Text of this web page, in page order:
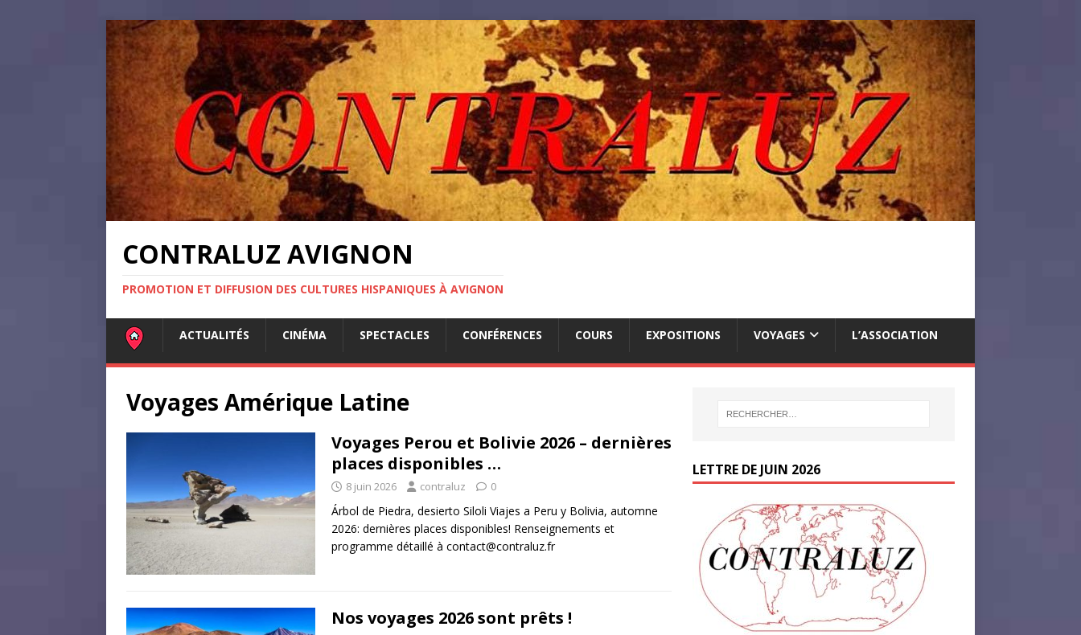
CONTRALUZ AVIGNON
PROMOTION ET DIFFUSION DES CULTURES HISPANIQUES À AVIGNON
ACTUALITÉS CINÉMA SPECTACLES CONFÉRENCES COURS EXPOSITIONS VOYAGES L’ASSOCIATION
Voyages Amérique Latine
Voyages Perou et Bolivie 2026 – dernières
places disponibles …
8 juin 2026 contraluz 0
Árbol de Piedra, desierto Siloli Viajes a Peru y Bolivia, automne
2026: dernières places disponibles! Renseignements et
programme détaillé à contact@contraluz.fr
Nos voyages 2026 sont prêts !
LETTRE DE JUIN 2026